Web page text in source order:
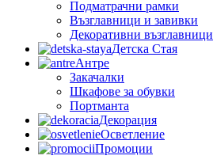
Подматрачни рамки
Възглавници и завивки
Декоративни възглавници
Детска Стая
Антре
Закачалки
Шкафове за обувки
Портманта
Декорация
Осветление
Промоции